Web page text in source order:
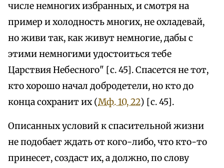
числе немногих избранных, и смотря на
пример и холодность многих, не охладевай,
но живи так, как живут немногие, дабы с
этими немногими удостоиться тебе
Царствия Небесного" [с. 45]. Спасется не тот,
кто хорошо начал добродетели, но кто до
конца сохранит их (Мф. 10, 22) [с. 45].
Описанных условий к спасительной жизни
не подобает ждать от кого-либо, что кто-то
принесет, создаст их, а должно, по слову